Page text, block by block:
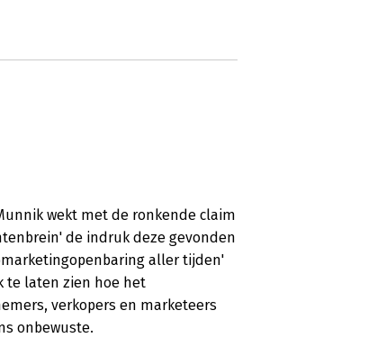
wekt met de ronkende claim
de indruk deze gevonden
aller tijden'
te laten zien hoe het
verkopers en marketeers
onbewuste.